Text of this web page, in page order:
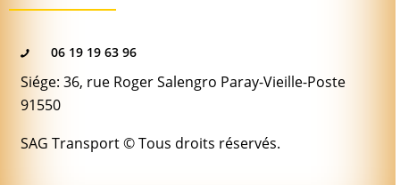
06 19 19 63 96
Siége: 36, rue Roger Salengro Paray-Vieille-Poste
91550
SAG Transport © Tous droits réservés.